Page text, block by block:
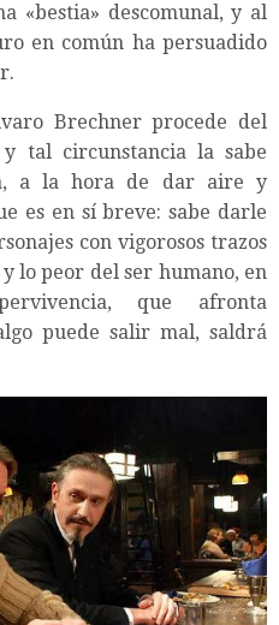
«bestia» descomunal, y al
en común ha persuadido
Brechner procede del
tal circunstancia la sabe
a la hora de dar aire y
es en sí breve: sabe darle
con vigorosos trazos
lo peor del ser humano, en
que afronta
puede salir mal, saldrá